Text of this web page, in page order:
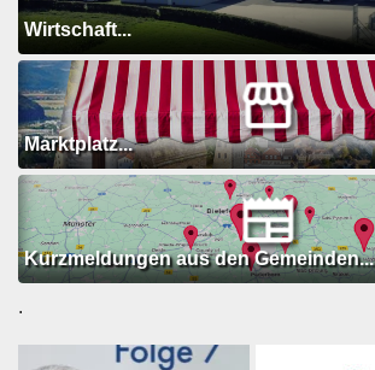
Wirtschaft...
Marktplatz...
Kurzmeldungen aus den Gemeinden...
.